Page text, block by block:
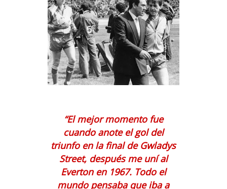
“El mejor momento fue
cuando anote el gol del
triunfo en la final de Gwladys
Street, después me uní al
Everton en 1967. Todo el
mundo pensaba que iba a